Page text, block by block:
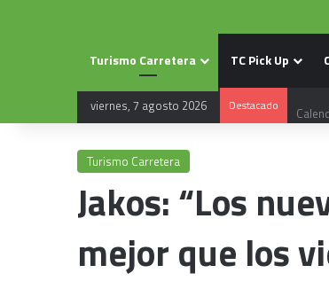
Turismo Carretera TC Pick Up
viernes, 7 agosto 2026 Destacado
Turismo Carretera
Jakos: “Los
mejor que los